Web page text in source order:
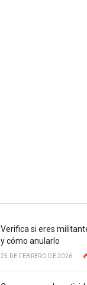
Verifica si eres
y cómo anularlo
25 DE FEBRERO DE 2026